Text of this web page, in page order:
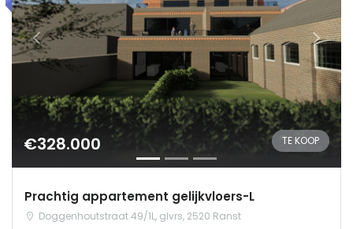
€328.000 TE KOOP
Prachtig appartement gelijkvloers-L
Doggenhoutstraat 49/1L, glvrs, 2520 Ranst